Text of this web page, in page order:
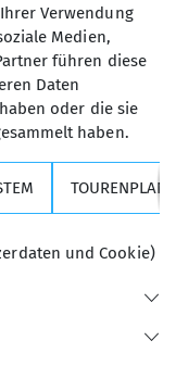
Alpenvereins e.V.
Verwendung
Medien,
führen diese
Daten
oder die sie
haben.
und Cookie)